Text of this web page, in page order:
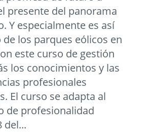
presente del panorama
Y especialmente es así
de los parques eólicos en
este curso de gestión
los conocimientos y las
profesionales
El curso se adapta al
de profesionalidad
del...